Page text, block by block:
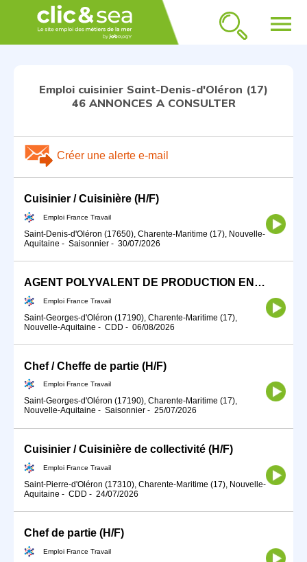
menu
Emploi cuisinier Saint-Denis-d'Oléron (17)
46 ANNONCES A CONSULTER
Créer une alerte e-mail
Cuisinier / Cuisinière (H/F)
Emploi France Travail
Saint-Denis-d'Oléron (17650), Charente-Maritime (17), Nouvelle-
Aquitaine - Saisonnier - 30/07/2026
AGENT POLYVALENT DE PRODUCTION EN RESTAURATION (H/F)
Emploi France Travail
Saint-Georges-d'Oléron (17190), Charente-Maritime (17),
Nouvelle-Aquitaine - CDD - 06/08/2026
Chef / Cheffe de partie (H/F)
Emploi France Travail
Saint-Georges-d'Oléron (17190), Charente-Maritime (17),
Nouvelle-Aquitaine - Saisonnier - 25/07/2026
Cuisinier / Cuisinière de collectivité (H/F)
Emploi France Travail
Saint-Pierre-d'Oléron (17310), Charente-Maritime (17), Nouvelle-
Aquitaine - CDD - 24/07/2026
Chef de partie (H/F)
Emploi France Travail